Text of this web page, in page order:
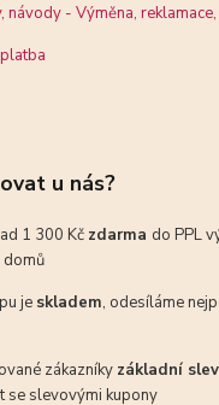
návody - Výměna, reklamace,
u nás?
1 300 Kč zdarma do PPL
domů
je skladem, odesíláme
zákazníky základní
se slevovými kupony